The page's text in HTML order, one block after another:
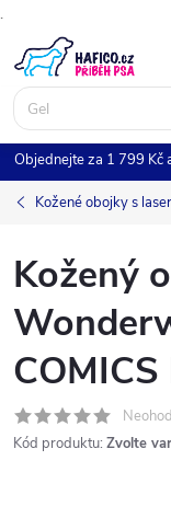
.
na
obsah
Objednejte za 1 799 Kč
Kožené obojky s
Kožený
Kód produktu: Zvolte